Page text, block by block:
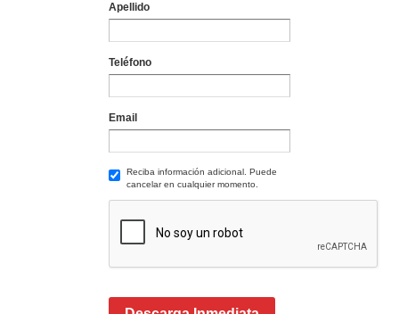
Apellido
Teléfono
Email
Reciba información adicional. Puede
cancelar en cualquier momento.